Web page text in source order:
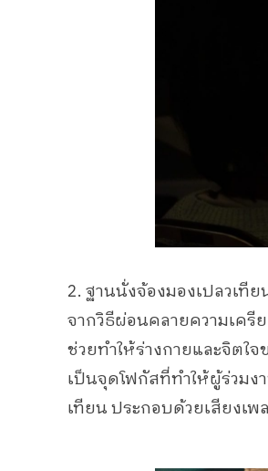
2. ฐานนั่งจ้องมองเปลวเที
จากวิธีผ่อนคลายความเค
ช่วยทำให้ร่างกายและจิตใ
เป็นจุดโฟกัสที่ทำให้ผู้ร่วม
เทียน ประกอบด้วยเสียงเ